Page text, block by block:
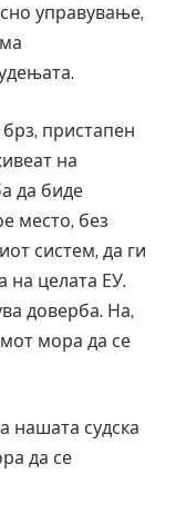
управување,
пристапен
на
да биде
место, без
систем, да ги
на целата ЕУ.
доверба. На,
мора да се
нашата судска
да се